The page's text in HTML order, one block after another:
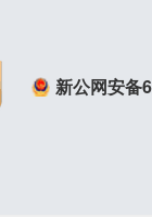
新公网安备